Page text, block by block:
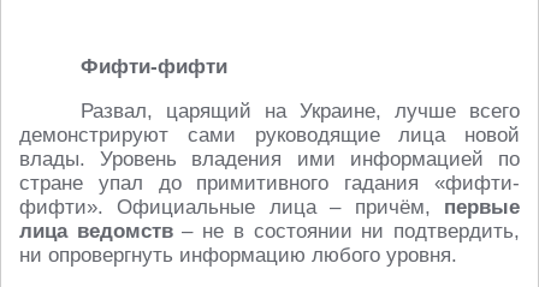
Фифти-фифти
Развал, царящий на Украине, лучше всего
демонстрируют сами руководящие лица новой
влады. Уровень владения ими информацией по
стране упал до примитивного гадания «фифти-
фифти». Официальные лица – причём, первые
лица ведомств– не в состоянии ни подтвердить,
ни опровергнуть информацию любого уровня.